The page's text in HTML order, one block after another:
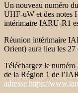
Un nouveau numéro
UHF-uW et des notes
intérimaire IARU-R1
Réunion intérimaire
Orient) aura lieu les
Téléchargez le
de la Région 1 de
adresse https://